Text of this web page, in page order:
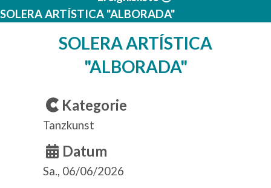
SOLERA ARTÍSTICA "ALBORADA"
SOLERA ARTÍSTICA
"ALBORADA"
Kategorie
Tanzkunst
Datum
Sa., 06/06/2026